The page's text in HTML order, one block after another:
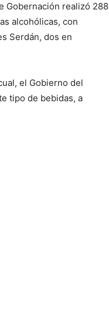
Gobernación realizó 288
alcohólicas, con
Serdán, dos en
el Gobierno del
tipo de bebidas, a